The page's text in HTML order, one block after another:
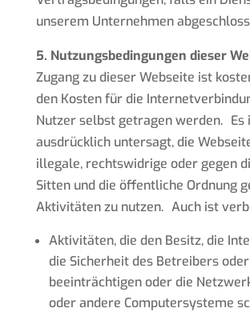
unserem Unternehmen
5. Nutzungsbedingungen dieser
Zugang zu dieser Webseite ist
den Kosten für die
Nutzer selbst getragen werden. Es
ausdrücklich untersagt, die
illegale, rechtswidrige oder gegen
Sitten und die öffentliche Ordnung
Aktivitäten zu nutzen. Auch ist
Aktivitäten, die den Besitz, die
die Sicherheit des Betreibers
beeinträchtigen oder die
oder andere Computersysteme